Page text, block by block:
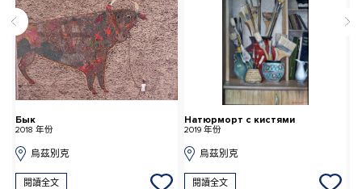
Бык
2018 年份
烏茲別克
閱讀全文
Натюрморт с кистями
2019 年份
烏茲別克
閱讀全文